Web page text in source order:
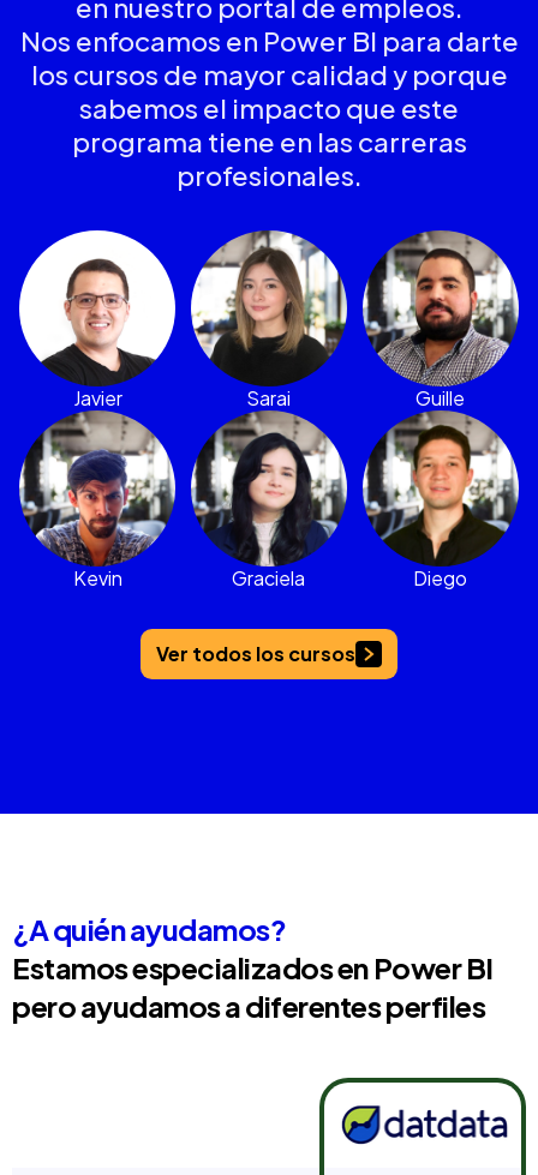
en nuestro portal de empleos.
Nos enfocamos en Power BI para darte
los cursos de mayor calidad y porque
sabemos el impacto que este
programa tiene en las carreras
profesionales.
Javier Sarai Guille
Kevin Graciela Diego
Ver todos los cursos
¿A quién ayudamos?
Estamos especializados en Power BI
pero ayudamos a diferentes perfiles